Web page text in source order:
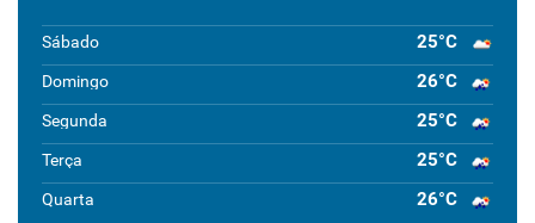
Sábado 25°C
Domingo 26°C
Segunda 25°C
Terça 25°C
Quarta 26°C